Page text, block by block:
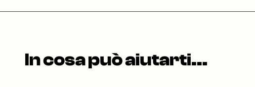
In cosa può aiutarti...